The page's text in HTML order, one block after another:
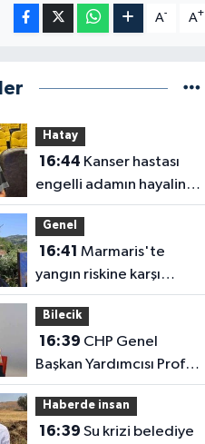
A- A+
Hatay
16:44
engelli adamın hayalini
bile kuramadığı evine
kavuşunca döktüğü
gözyaşı duygulandırdı
Genel
16:41
yangın riskine karşı
kapsamlı temizlik
Bilecik
16:39
Başkan Yardımcısı Prof.
Dr. Ali Rıza Erbay, 'CHP
üyesi olmak inanç ister,
emek ister, yürek ister'
Haberde insan
16:39